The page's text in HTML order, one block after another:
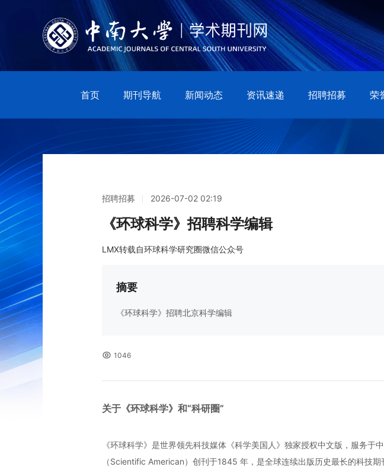
首页 期刊导航 新闻动态 资讯速递 招聘招募 荣
招聘招募 2026-07-02 02:19
《环球科学》招聘科学编辑
LMX转载自环球科学研究圈微信公众号
摘要
《环球科学》招聘北京科学编辑
1046
关于《环球科学》和“科研圈”
《环球科学》是世界领先科技媒体《科学美国人》独家授权中文版，服务于
（Scientific American）创刊于1845 年，是全球连续出版历史最长的科技